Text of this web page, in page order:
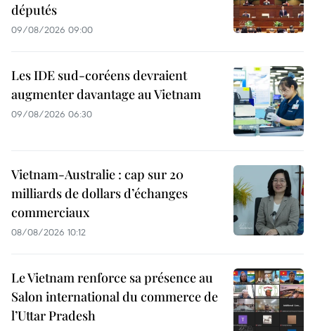
députés
09/08/2026 09:00
Les IDE sud-coréens devraient
augmenter davantage au Vietnam
09/08/2026 06:30
Vietnam-Australie : cap sur 20
milliards de dollars d’échanges
commerciaux
08/08/2026 10:12
Le Vietnam renforce sa présence au
Salon international du commerce de
l’Uttar Pradesh